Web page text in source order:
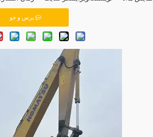
پرس و جو